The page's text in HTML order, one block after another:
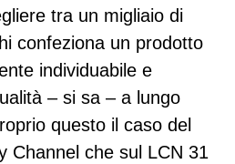
tra un migliaio di
confeziona un prodotto
individuabile e
– si sa – a lungo
questo il caso del
Channel che sul LCN 31